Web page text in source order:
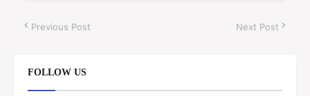
Previous Post Next Post
FOLLOW US